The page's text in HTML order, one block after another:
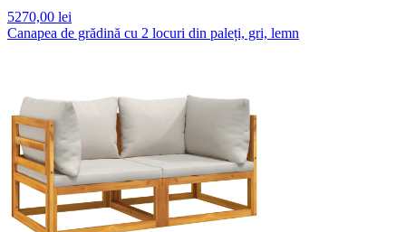
5270,00 lei
Canapea de grădină cu 2 locuri din paleți, gri, lemn